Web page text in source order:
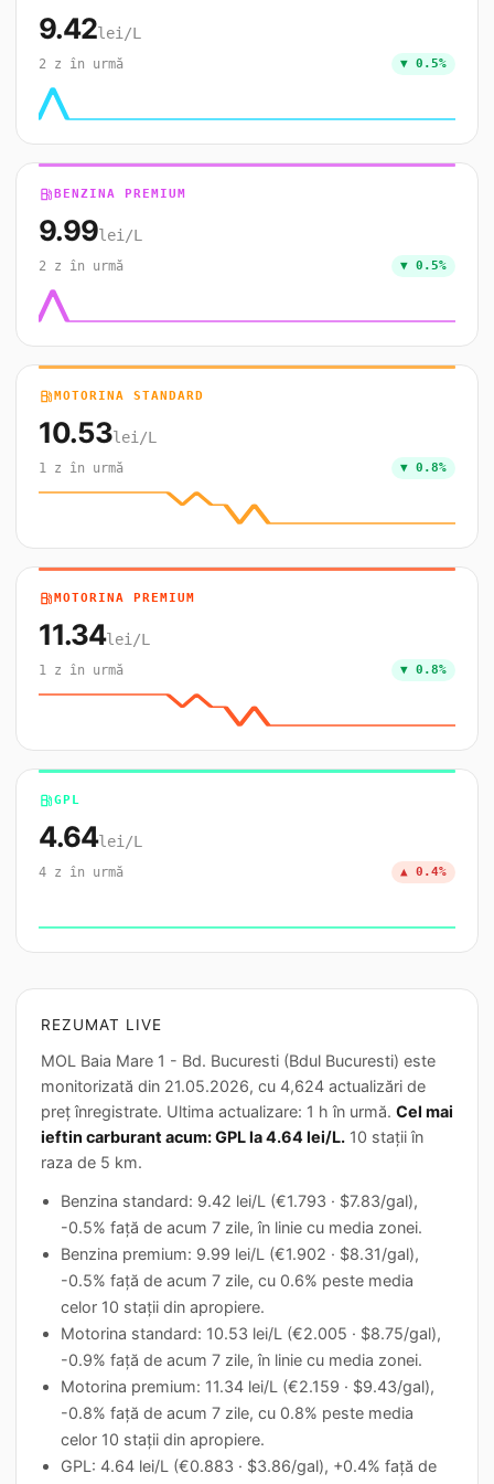
9.42lei/L
2 z în urmă ▼ 0.5%
local_gas_stationBENZINA PREMIUM
9.99lei/L
2 z în urmă ▼ 0.5%
local_gas_stationMOTORINA STANDARD
10.53lei/L
1 z în urmă ▼ 0.8%
local_gas_stationMOTORINA PREMIUM
11.34lei/L
1 z în urmă ▼ 0.8%
local_gas_stationGPL
4.64lei/L
4 z în urmă ▲ 0.4%
REZUMAT LIVE
MOL Baia Mare 1 - Bd. Bucuresti (Bdul Bucuresti) este
monitorizată din 21.05.2026, cu 4,624 actualizări de
preț înregistrate. Ultima actualizare: 1 h în urmă. Cel mai
ieftin carburant acum: GPL la 4.64 lei/L. 10 stații în
raza de 5 km.
Benzina standard: 9.42 lei/L (€1.793 · $7.83/gal),
-0.5% față de acum 7 zile, în linie cu media zonei.
Benzina premium: 9.99 lei/L (€1.902 · $8.31/gal),
-0.5% față de acum 7 zile, cu 0.6% peste media
celor 10 stații din apropiere.
Motorina standard: 10.53 lei/L (€2.005 · $8.75/gal),
-0.9% față de acum 7 zile, în linie cu media zonei.
Motorina premium: 11.34 lei/L (€2.159 · $9.43/gal),
-0.8% față de acum 7 zile, cu 0.8% peste media
celor 10 stații din apropiere.
GPL: 4.64 lei/L (€0.883 · $3.86/gal), +0.4% față de